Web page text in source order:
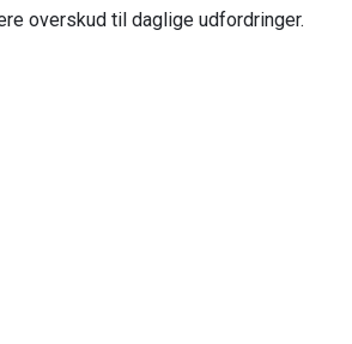
overskud til daglige udfordringer.